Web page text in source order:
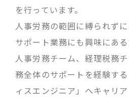
を行っています。
人事労務の範囲に縛られず
サポート業務にも興味にあ
人事労務チーム、経理税務
務全体のサポートを経験す
ィスエンジニア」へキャリ